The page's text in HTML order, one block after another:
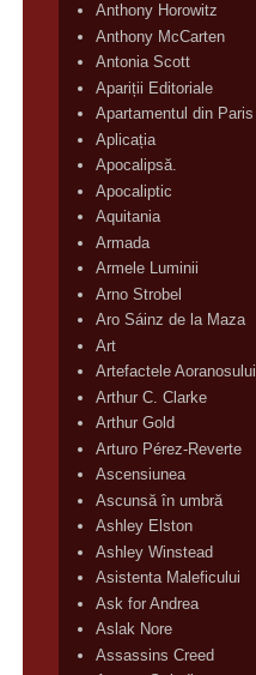
Anthony Horowitz
Anthony McCarten
Antonia Scott
Apariții Editoriale
Apartamentul din Paris
Aplicația
Apocalipsă.
Apocaliptic
Aquitania
Armada
Armele Luminii
Arno Strobel
Aro Sáinz de la Maza
Art
Artefactele Aoranosului
Arthur C. Clarke
Arthur Gold
Arturo Pérez-Reverte
Ascensiunea
Ascunsă în umbră
Ashley Elston
Ashley Winstead
Asistenta Maleficului
Ask for Andrea
Aslak Nore
Assassins Creed